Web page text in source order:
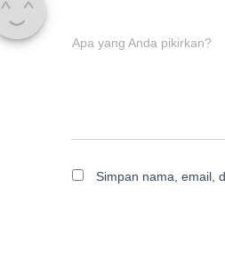
Apa yang Anda pikirkan?
Simpan nama, email,